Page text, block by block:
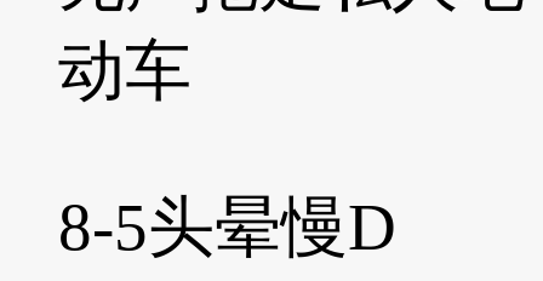
动车
8-5头晕慢D